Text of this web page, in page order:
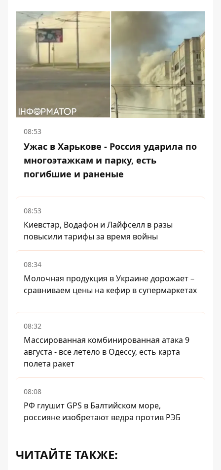
08:53
Ужас в Харькове - Россия ударила по
многоэтажкам и парку, есть
погибшие и раненые
08:53
Киевстар, Водафон и Лайфселл в разы
повысили тарифы за время войны
08:34
Молочная продукция в Украине дорожает –
сравниваем цены на кефир в супермаркетах
08:32
Массированная комбинированная атака 9
августа - все летело в Одессу, есть карта
полета ракет
08:08
РФ глушит GPS в Балтийском море,
россияне изобретают ведра против РЭБ
ЧИТАЙТЕ ТАКЖЕ: